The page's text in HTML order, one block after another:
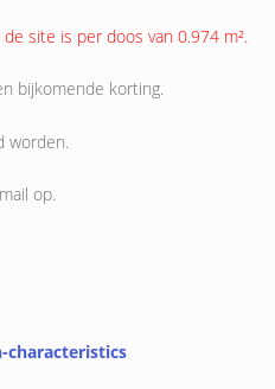
site is per doos van 0.974 m².
bijkomende korting.
worden.
op.
characteristics